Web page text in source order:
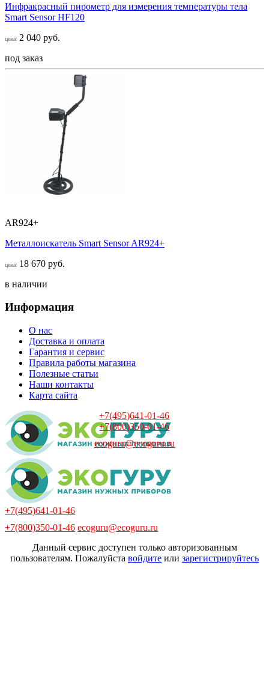
Инфракрасный пирометр для измерения температуры тела
Smart Sensor НF120
цена: 2 040 руб.
под заказ
AR924+
Металлоискатель Smart Sensor AR924+
цена: 18 670 руб.
в наличии
Информация
О нас
Доставка и оплата
Гарантия и сервис
Правила работы магазина
Полезные статьи
Наши контакты
Карта сайта
+7(495)641-01-46
+7(800)350-01-46
ecoguru@ecoguru.ru
+7(495)641-01-46
+7(800)350-01-46 ecoguru@ecoguru.ru
Данный сервис доступен только авторизованным
пользователям. Пожалуйста войдите или зарегистрируйтесь